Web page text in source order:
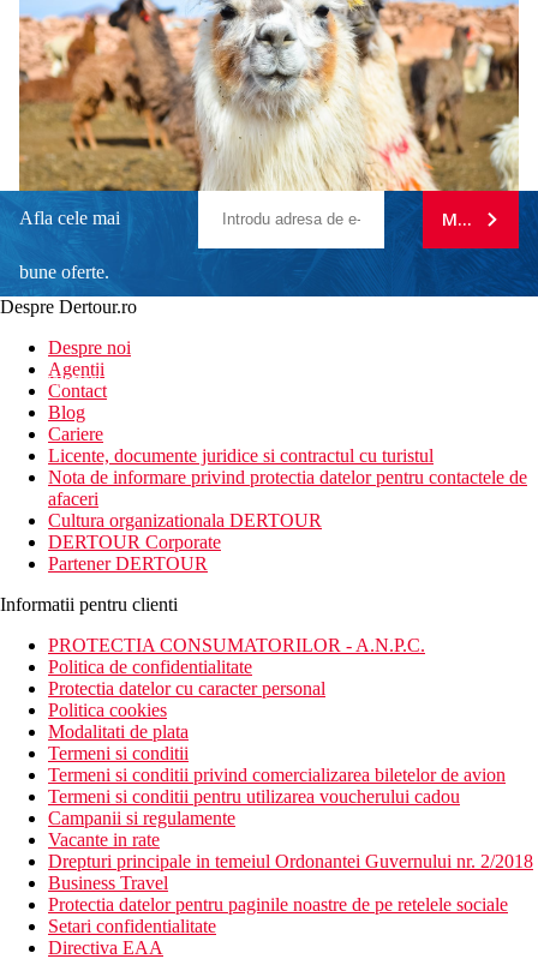
Afla cele mai
bune oferte.
newsletter!
MA
Despre Dertour.ro
Despre noi
Agentii
Contact
Blog
Cariere
Licente, documente juridice si contractul cu turistul
Nota de informare privind protectia datelor pentru contactele de
afaceri
Cultura organizationala DERTOUR
DERTOUR Corporate
Partener DERTOUR
Informatii pentru clienti
PROTECTIA CONSUMATORILOR - A.N.P.C.
Politica de confidentialitate
Protectia datelor cu caracter personal
Politica cookies
Modalitati de plata
Termeni si conditii
Termeni si conditii privind comercializarea biletelor de avion
Termeni si conditii pentru utilizarea voucherului cadou
Campanii si regulamente
Vacante in rate
Drepturi principale in temeiul Ordonantei Guvernului nr. 2/2018
Business Travel
Protectia datelor pentru paginile noastre de pe retelele sociale
Setari confidentialitate
Directiva EAA